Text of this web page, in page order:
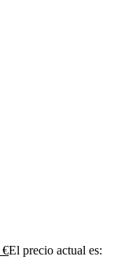
€El precio actual es: